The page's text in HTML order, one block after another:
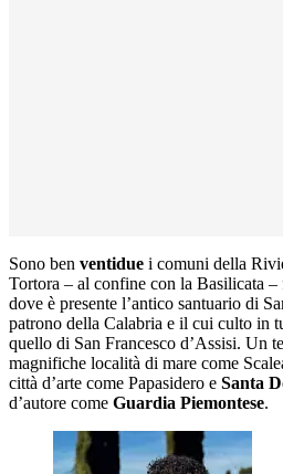
Sono ben ventidue i comuni della
Tortora – al confine con la Basilicata
dove è presente l’antico santuario di
patrono della Calabria e il cui culto in
quello di San Francesco d’Assisi. Un
magnifiche località di mare come
città d’arte come Papasidero e Santa
d’autore come Guardia Piemontese.